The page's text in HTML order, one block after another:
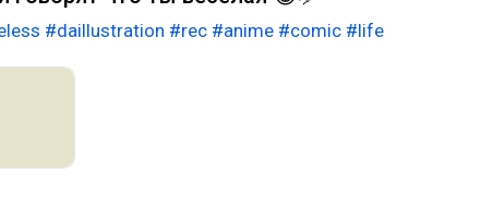
#daillustration #rec #anime #comic #life